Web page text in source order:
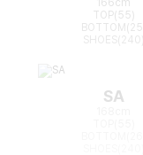
166cm
TOP(55)
BOTTOM(25)
SA